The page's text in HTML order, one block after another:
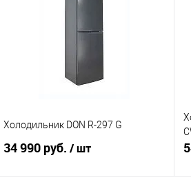
Холодильник DON R-297 G
34 990 руб. / шт